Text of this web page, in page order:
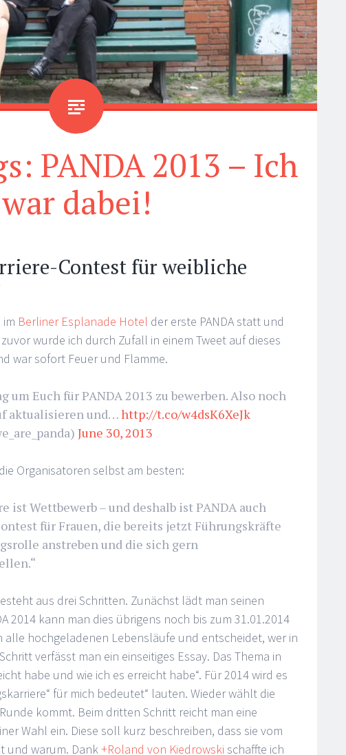
PANDA 2013 – Ich
war dabei!
Contest für weibliche
Berliner Esplanade Hotel der erste PANDA statt und
wurde ich durch Zufall in einem Tweet auf dieses
war sofort Feuer und Flamme.
um Euch für PANDA 2013 zu bewerben. Also noch
aktualisieren und…http://t.co/w4dsK6XeJk
June 30, 2013
Organisatoren selbst am besten:
ist Wettbewerb – und deshalb ist PANDA auch
für Frauen, die bereits jetzt Führungskräfte
anstreben und die sich gern
aus drei Schritten. Zunächst lädt man seinen
2014 kann man dies übrigens noch bis zum 31.01.2014
hochgeladenen Lebensläufe und entscheidet, wer in
verfässt man ein einseitiges Essay. Das Thema in
habe und wie ich es erreicht habe“. Für 2014 wird es
für mich bedeutet“ lauten. Wieder wählt die
kommt. Beim dritten Schritt reicht man eine
Wahl ein. Diese soll kurz beschreiben, dass sie vom
und warum. Dank+Roland von Kiedrowski schaffte ich